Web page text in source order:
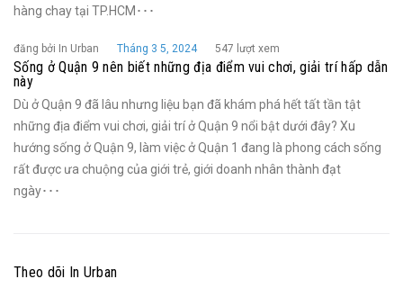
hàng chay tại TP.HCM･･･
đăng bởi In Urban Tháng 3 5, 2024 547 lượt xem
Sống ở Quận 9 nên biết những địa điểm vui chơi, giải trí hấp dẫn
này
Dù ở Quận 9 đã lâu nhưng liệu bạn đã khám phá hết tất tần tật
những địa điểm vui chơi, giải trí ở Quận 9 nổi bật dưới đây? Xu
hướng sống ở Quận 9, làm việc ở Quận 1 đang là phong cách sống
rất được ưa chuộng của giới trẻ, giới doanh nhân thành đạt
ngày･･･
Theo dõi In Urban